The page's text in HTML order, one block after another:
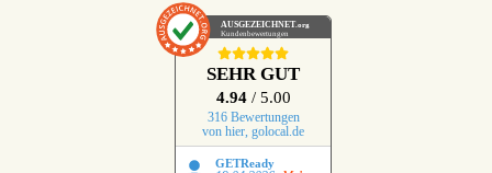
AUSGEZEICHNET.org
Kundenbewertungen
SEHR GUT
4.94 / 5.00
316 Bewertungen
von hier, golocal.de
GETReady